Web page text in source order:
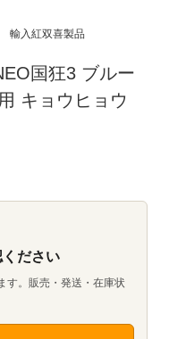
輸入紅双喜製品
国狂3 ブルー
キョウヒョウ
ださい
す。販売・発送・在庫状